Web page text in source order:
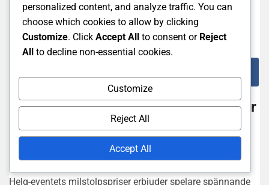
Resurser
Högtidsevenemangets milstolpepriser
för hastighetsökningar och resurser
Anna Svensson 23/02/2026
Helg-eventets milstolpspriser erbjuder spelare spännande
personalized content, and analyze traffic. You can
choose which cookies to allow by clicking
Customize. Click Accept All to consent or Reject
All to decline non-essential cookies.
Customize
Reject All
Accept All